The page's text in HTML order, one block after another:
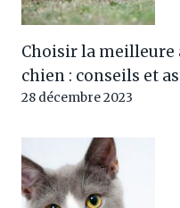
Choisir la
chien : conseils et
28 décembre 2023